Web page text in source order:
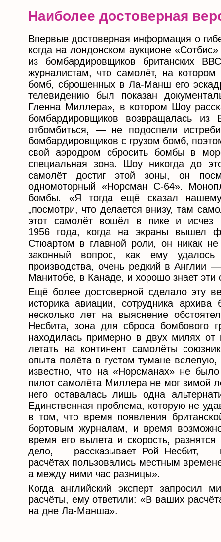
Наиболее достоверная
Впервые достоверная информация о
когда на лондонском аукционе
из бомбардировщиков британских
журналистам, что самолёт, на
бомб, сброшенных в Ла-Манш его
телевидению был показан
Гленна Миллера», в котором Шоу
бомбардировщиков возвращалась
отбомбиться, — не подоспели
бомбардировщиков с грузом бомб,
свой аэродром сбросить бомбы в
специальная зона. Шоу никогда до
самолёт достиг этой зоны, он
одномоторный «Норсман С-64».
бомбы. «Я тогда ещё сказал
„посмотри, что делается внизу, там
этот самолёт вошёл в пике и
1956 года, когда на экраны вышел
Стюартом в главной роли, он никак
законный вопрос, как ему
производства, очень редкий в Англии
Манитобе, в Канаде, и хорошо знает эти
Ещё более достоверной сделало эту
историка авиации, сотрудника
несколько лет на выяснение
Несбита, зона для сброса бомбового
находилась примерно в двух милях
летать на континент самолёты
опыта полёта в густом тумане
известно, что на «Норсманах» не
пилот самолёта Миллера не мог зимой
него оставалась лишь одна
Единственная проблема, которую не
в том, что время появления
бортовым журналам, и время
время его вылета и скорость,
дело, — рассказывает Рой Несбит, —
расчётах пользовались местным
а между ними час разницы».
Когда английский эксперт запросил
расчёты, ему ответили: «В ваших
на дне Ла-Манша».